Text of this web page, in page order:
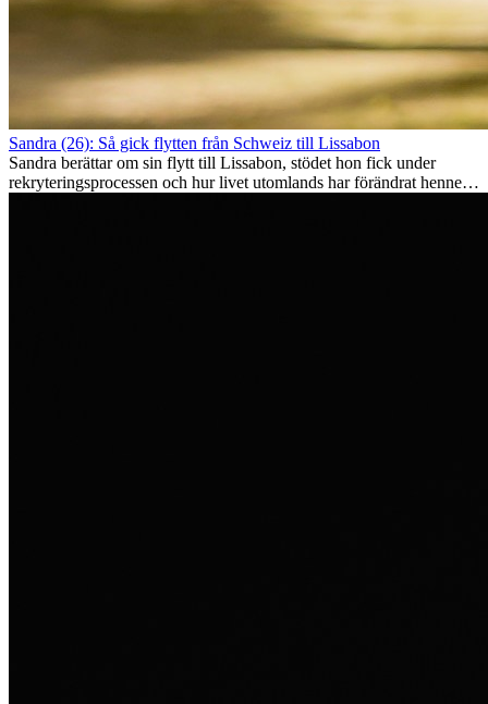
Sandra (26): Så gick flytten från Schweiz till Lissabon
Sandra berättar om sin flytt till Lissabon, stödet hon fick under
rekryteringsprocessen och hur livet utomlands har förändrat henne